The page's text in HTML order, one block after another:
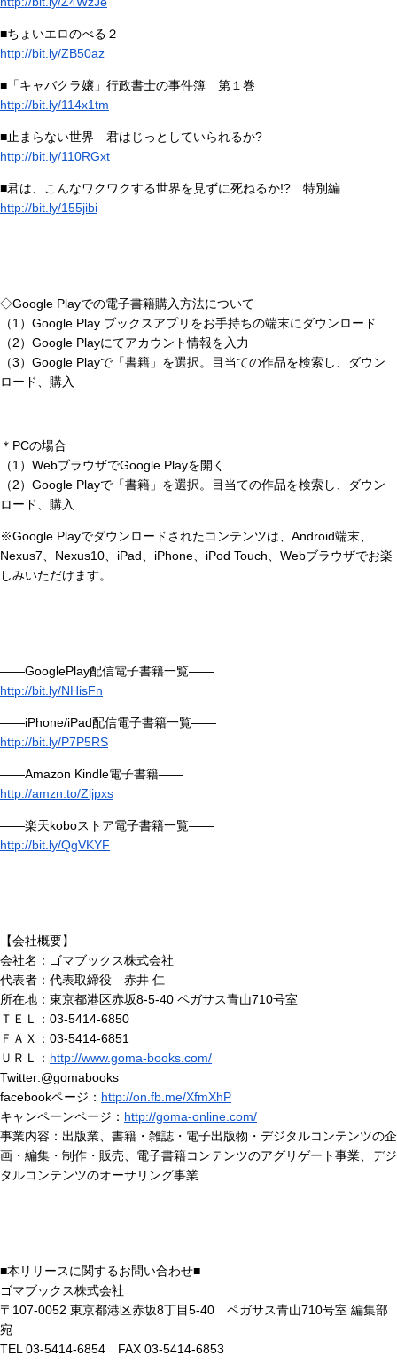
■ちょいエロのべる２
http://bit.ly/ZB50az
■「キャバクラ嬢」行政書士の事件簿 第１巻
http://bit.ly/114x1tm
■止まらない世界 君はじっとしていられるか?
http://bit.ly/110RGxt
■君は、こんなワクワクする世界を見ずに死ねるか!? 特別編
http://bit.ly/155jibi
◇Google Playでの電子書籍購入方法について
（1）Google Play ブックスアプリをお手持ちの端末にダウンロード
（2）Google Playにてアカウント情報を入力
（3）Google Playで「書籍」を選択。目当ての作品を検索し、ダウン
ロード、購入
＊PCの場合
（1）WebブラウザでGoogle Playを開く
（2）Google Playで「書籍」を選択。目当ての作品を検索し、ダウン
ロード、購入
※Google Playでダウンロードされたコンテンツは、Android端末、
Nexus7、Nexus10、iPad、iPhone、iPod Touch、Webブラウザでお楽
しみいただけます。
――GooglePlay配信電子書籍一覧――
http://bit.ly/NHisFn
――iPhone/iPad配信電子書籍一覧――
http://bit.ly/P7P5RS
――Amazon Kindle電子書籍――
http://amzn.to/Zljpxs
――楽天koboストア電子書籍一覧――
http://bit.ly/QgVKYF
【会社概要】
会社名：ゴマブックス株式会社
代表者：代表取締役 赤井 仁
所在地：東京都港区赤坂8-5-40 ペガサス青山710号室
ＴＥＬ：03-5414-6850
ＦＡＸ：03-5414-6851
ＵＲＬ： http://www.goma-books.com/
Twitter:@gomabooks
facebookページ： http://on.fb.me/XfmXhP
キャンペーンページ： http://goma-online.com/
事業内容：出版業、書籍・雑誌・電子出版物・デジタルコンテンツの企
画・編集・制作・販売、電子書籍コンテンツのアグリゲート事業、デジ
タルコンテンツのオーサリング事業
■本リリースに関するお問い合わせ■
ゴマブックス株式会社
〒107-0052 東京都港区赤坂8丁目5-40 ペガサス青山710号室 編集部
宛
TEL 03-5414-6854 FAX 03-5414-6853